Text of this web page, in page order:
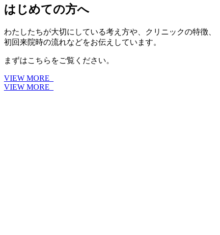
はじめての方へ
わたしたちが大切にしている考え方や、クリニックの特徴、
初回来院時の流れなどをお伝えしています。
まずはこちらをご覧ください。
VIEW MORE
VIEW MORE